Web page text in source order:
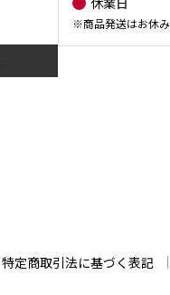
※商品発送はお休
特定商取引法に基づく表記